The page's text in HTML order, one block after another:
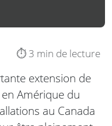
⏱️ 3 min de lecture
extension de
Amérique du
au Canada